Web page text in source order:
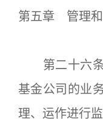
第五章 管理
第二十六条
基金公司的业
理、运作进行监